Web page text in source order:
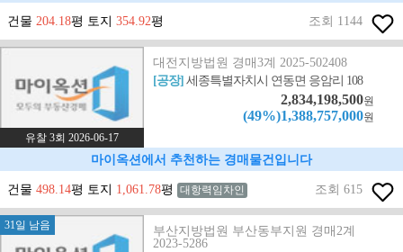
건물 204.18평 토지 354.92평 조회 1144
유찰 3회 2026-06-17
대전지방법원 경매3계 2025-502408
[공장]세종특별자치시 연동면 응암리 108
2,834,198,500원
(49%)1,388,757,000원
마이옥션에서 추천하는 경매물건입니다
건물 498.14평 토지 1,061.78평 대항력임차인 조회 615
31일 남음
부산지방법원 부산동부지원 경매2계
2023-5286